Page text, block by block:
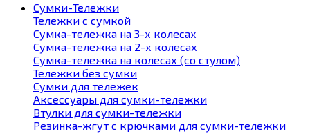
Сумки-Тележки
Тележки с сумкой
Сумка-тележка на 3-х колесах
Сумка-тележка на 2-х колесах
Сумка-тележка на колесах (со стулом)
Тележки без сумки
Сумки для тележек
Аксессуары для сумки-тележки
Втулки для сумки-тележки
Резинка-жгут с крючками для сумки-тележки